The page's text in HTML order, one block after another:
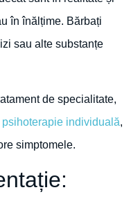
în înălțime. Bărbați
sau alte substanțe
de specialitate,
psihoterapie individuală,
simptomele.